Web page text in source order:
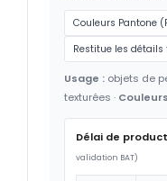
Couleurs Pantone
Restitue les détails
Usage : objets de
texturées ·
Délai de
validation BAT)